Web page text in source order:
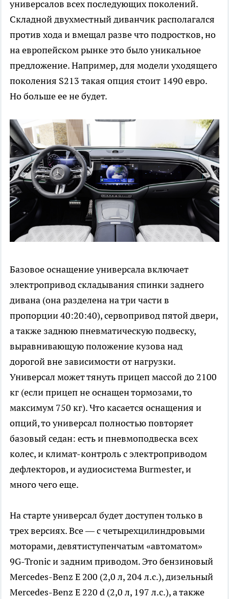
универсалов всех последующих поколений.
Складной двухместный диванчик располагался
против хода и вмещал разве что подростков, но
на европейском рынке это было уникальное
предложение. Например, для модели уходящего
поколения S213 такая опция стоит 1490 евро.
Но больше ее не будет.
Базовое оснащение универсала включает
электропривод складывания спинки заднего
дивана (она разделена на три части в
пропорции 40:20:40), сервопривод пятой двери,
а также заднюю пневматическую подвеску,
выравнивающую положение кузова над
дорогой вне зависимости от нагрузки.
Универсал может тянуть прицеп массой до 2100
кг (если прицеп не оснащен тормозами, то
максимум 750 кг). Что касается оснащения и
опций, то универсал полностью повторяет
базовый седан: есть и пневмоподвеска всех
колес, и климат-контроль с электроприводом
дефлекторов, и аудиосистема Burmester, и
много чего еще.
На старте универсал будет доступен только в
трех версиях. Все — с четырехцилиндровыми
моторами, девятиступенчатым «автоматом»
9G-Tronic и задним приводом. Это бензиновый
Mercedes-Benz E 200 (2,0 л, 204 л.с.), дизельный
Mercedes-Benz E 220 d (2,0 л, 197 л.с.), а также